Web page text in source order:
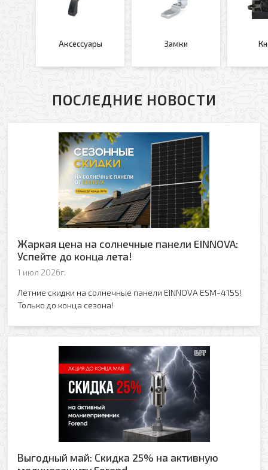
Аксессуары Замки
ПОСЛЕДНИЕ НОВОСТИ
Жаркая цена на солнечные панели EINNOVA:
Успейте до конца лета!
1 июл 2026г.
Летние скидки на солнечные панели EINNOVA ESM-415S!
Только до конца сезона!
Выгодный май: Скидка 25% на активную